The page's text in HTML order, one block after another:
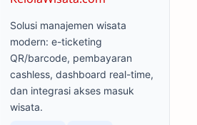
Solusi manajemen wisata
modern: e-ticketing
QR/barcode, pembayaran
cashless, dashboard real-time,
dan integrasi akses masuk
wisata.